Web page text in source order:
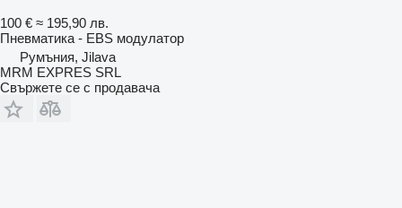
100 € ≈ 195,90 лв.
Пневматика - EBS модулатор
Румъния, Jilava
MRM EXPRES SRL
Свържете се с продавача